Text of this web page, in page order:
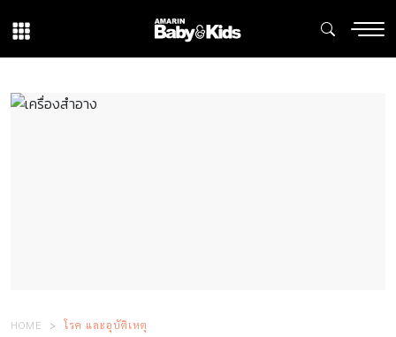
HOME โรค และอุบัติเหตุ